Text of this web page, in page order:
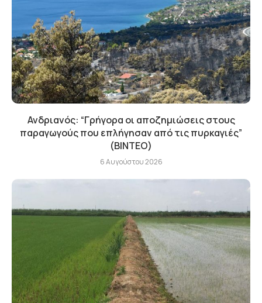
Ανδριανός: “Γρήγορα οι αποζημιώσεις στους
παραγωγούς που επλήγησαν από τις πυρκαγιές”
(BINTEO)
6 Αυγούστου 2026